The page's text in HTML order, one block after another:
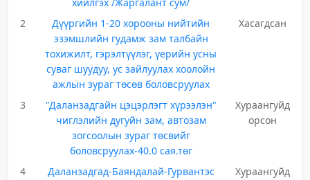
2
Дүүргийн 1-20 хорооны нийтийн
эзэмшлийн гудамж зам талбайн
тохижилт, гэрэлтүүлэг, үерийн усны
суваг шуудуу, ус зайлуулах хоолойн
ажлын зураг төсөв боловсруулах
Хасагдсан
3
"Даланзадгайн цэцэрлэгт хүрээлэн"
чиглэлийн дугуйн зам, автозам
зогсоолын зураг төсвийг
боловсруулах-40.0 сая.төг
Хураангуйд
орсон
4
Даланзадгад-Баяндалай-Гурвантэс
Хураангуйд